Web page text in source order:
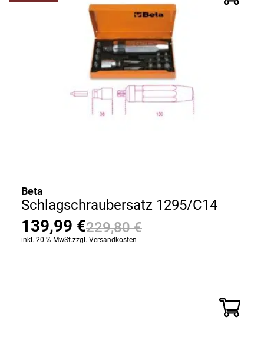
Beta
Schlagschraubersatz 1295/C14
229,80€
war:
139,99 €
ist:
inkl. 20 % MwSt.zzgl. Versandkosten